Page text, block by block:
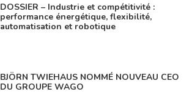
DOSSIER – Industrie et compétitivité :
performance énergétique, flexibilité,
automatisation et robotique
BJÖRN TWIEHAUS NOMMÉ NOUVEAU CEO
DU GROUPE WAGO